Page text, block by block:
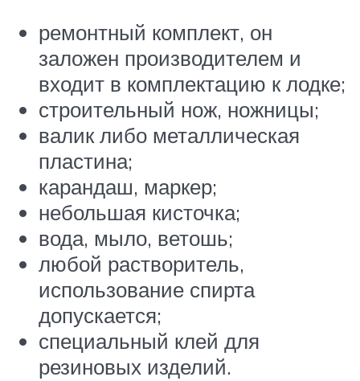
ремонтный комплект, он
заложен производителем и
входит в комплектацию к лодке;
строительный нож, ножницы;
валик либо металлическая
пластина;
карандаш, маркер;
небольшая кисточка;
вода, мыло, ветошь;
любой растворитель,
использование спирта
допускается;
специальный клей для
резиновых изделий.